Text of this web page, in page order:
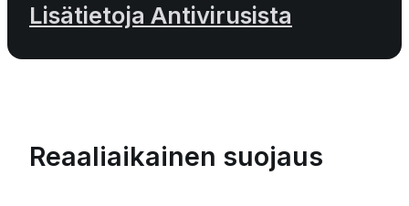
Lisätietoja Antivirusista
Reaaliaikainen suojaus